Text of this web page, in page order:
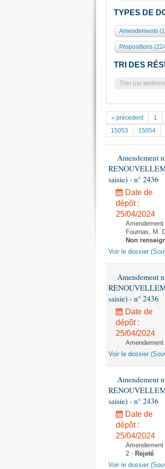
TYPES DE
Amendements
Propositions
TRI DES
Trier par
« précedent 1
15053
15054
Amendement
saisie) - n° 2436
Date de
dépôt :
25/04/2024
Fournas, M.
Non
Voir le dossier
Amendement
saisie) - n° 2436
Date de
dépôt :
25/04/2024
Voir le dossier
Amendement
saisie) - n° 2436
Date de
dépôt :
25/04/2024
2 - Rejeté
Voir le dossier